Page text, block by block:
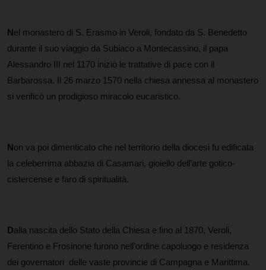
N el monastero di S. Erasmo in Veroli, fondato da S. Benedetto
durante il suo viaggio da Subiaco a Montecassino, il papa
Alessandro III nel 1170 iniziò le trattative di pace con il
Barbarossa. Il 26 marzo 1570 nella chiesa annessa al monastero
si verificò un prodigioso miracolo eucaristico.
N on va poi dimenticato che nel territorio della diocesi fu edificata
la celeberrima abbazia di Casamari, gioiello dell’arte gotico-
cistercense e faro di spiritualità.
Dalla nascita dello Stato della Chiesa e fino al 1870, Veroli,
Ferentino e Frosinone furono nell’ordine capoluogo e residenza
dei governatori delle vaste provincie di Campagna e Marittima.